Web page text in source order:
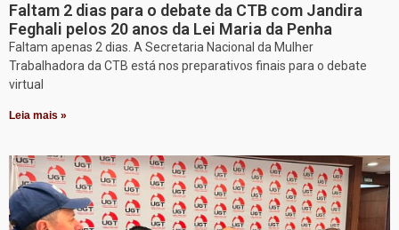
Faltam 2 dias para o debate da CTB com Jandira
Feghali pelos 20 anos da Lei Maria da Penha
Faltam apenas 2 dias. A Secretaria Nacional da Mulher
Trabalhadora da CTB está nos preparativos finais para o debate
virtual
Leia mais »